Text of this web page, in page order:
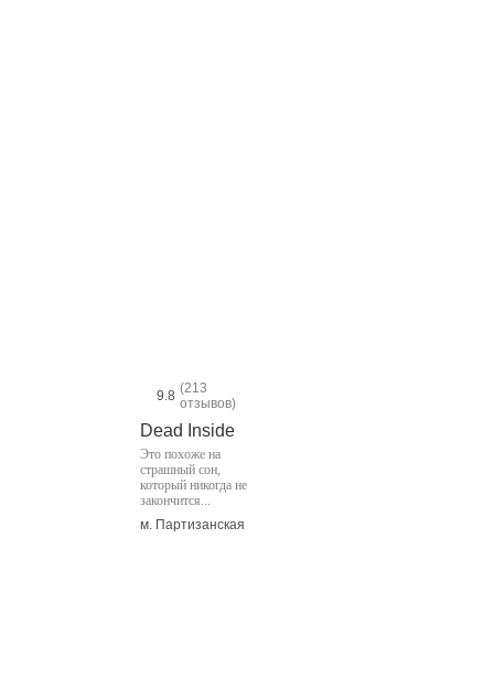
9.8 (213
отзывов)
Dead Inside
Это похоже на
страшный сон,
который никогда не
закончится...
м. Партизанская